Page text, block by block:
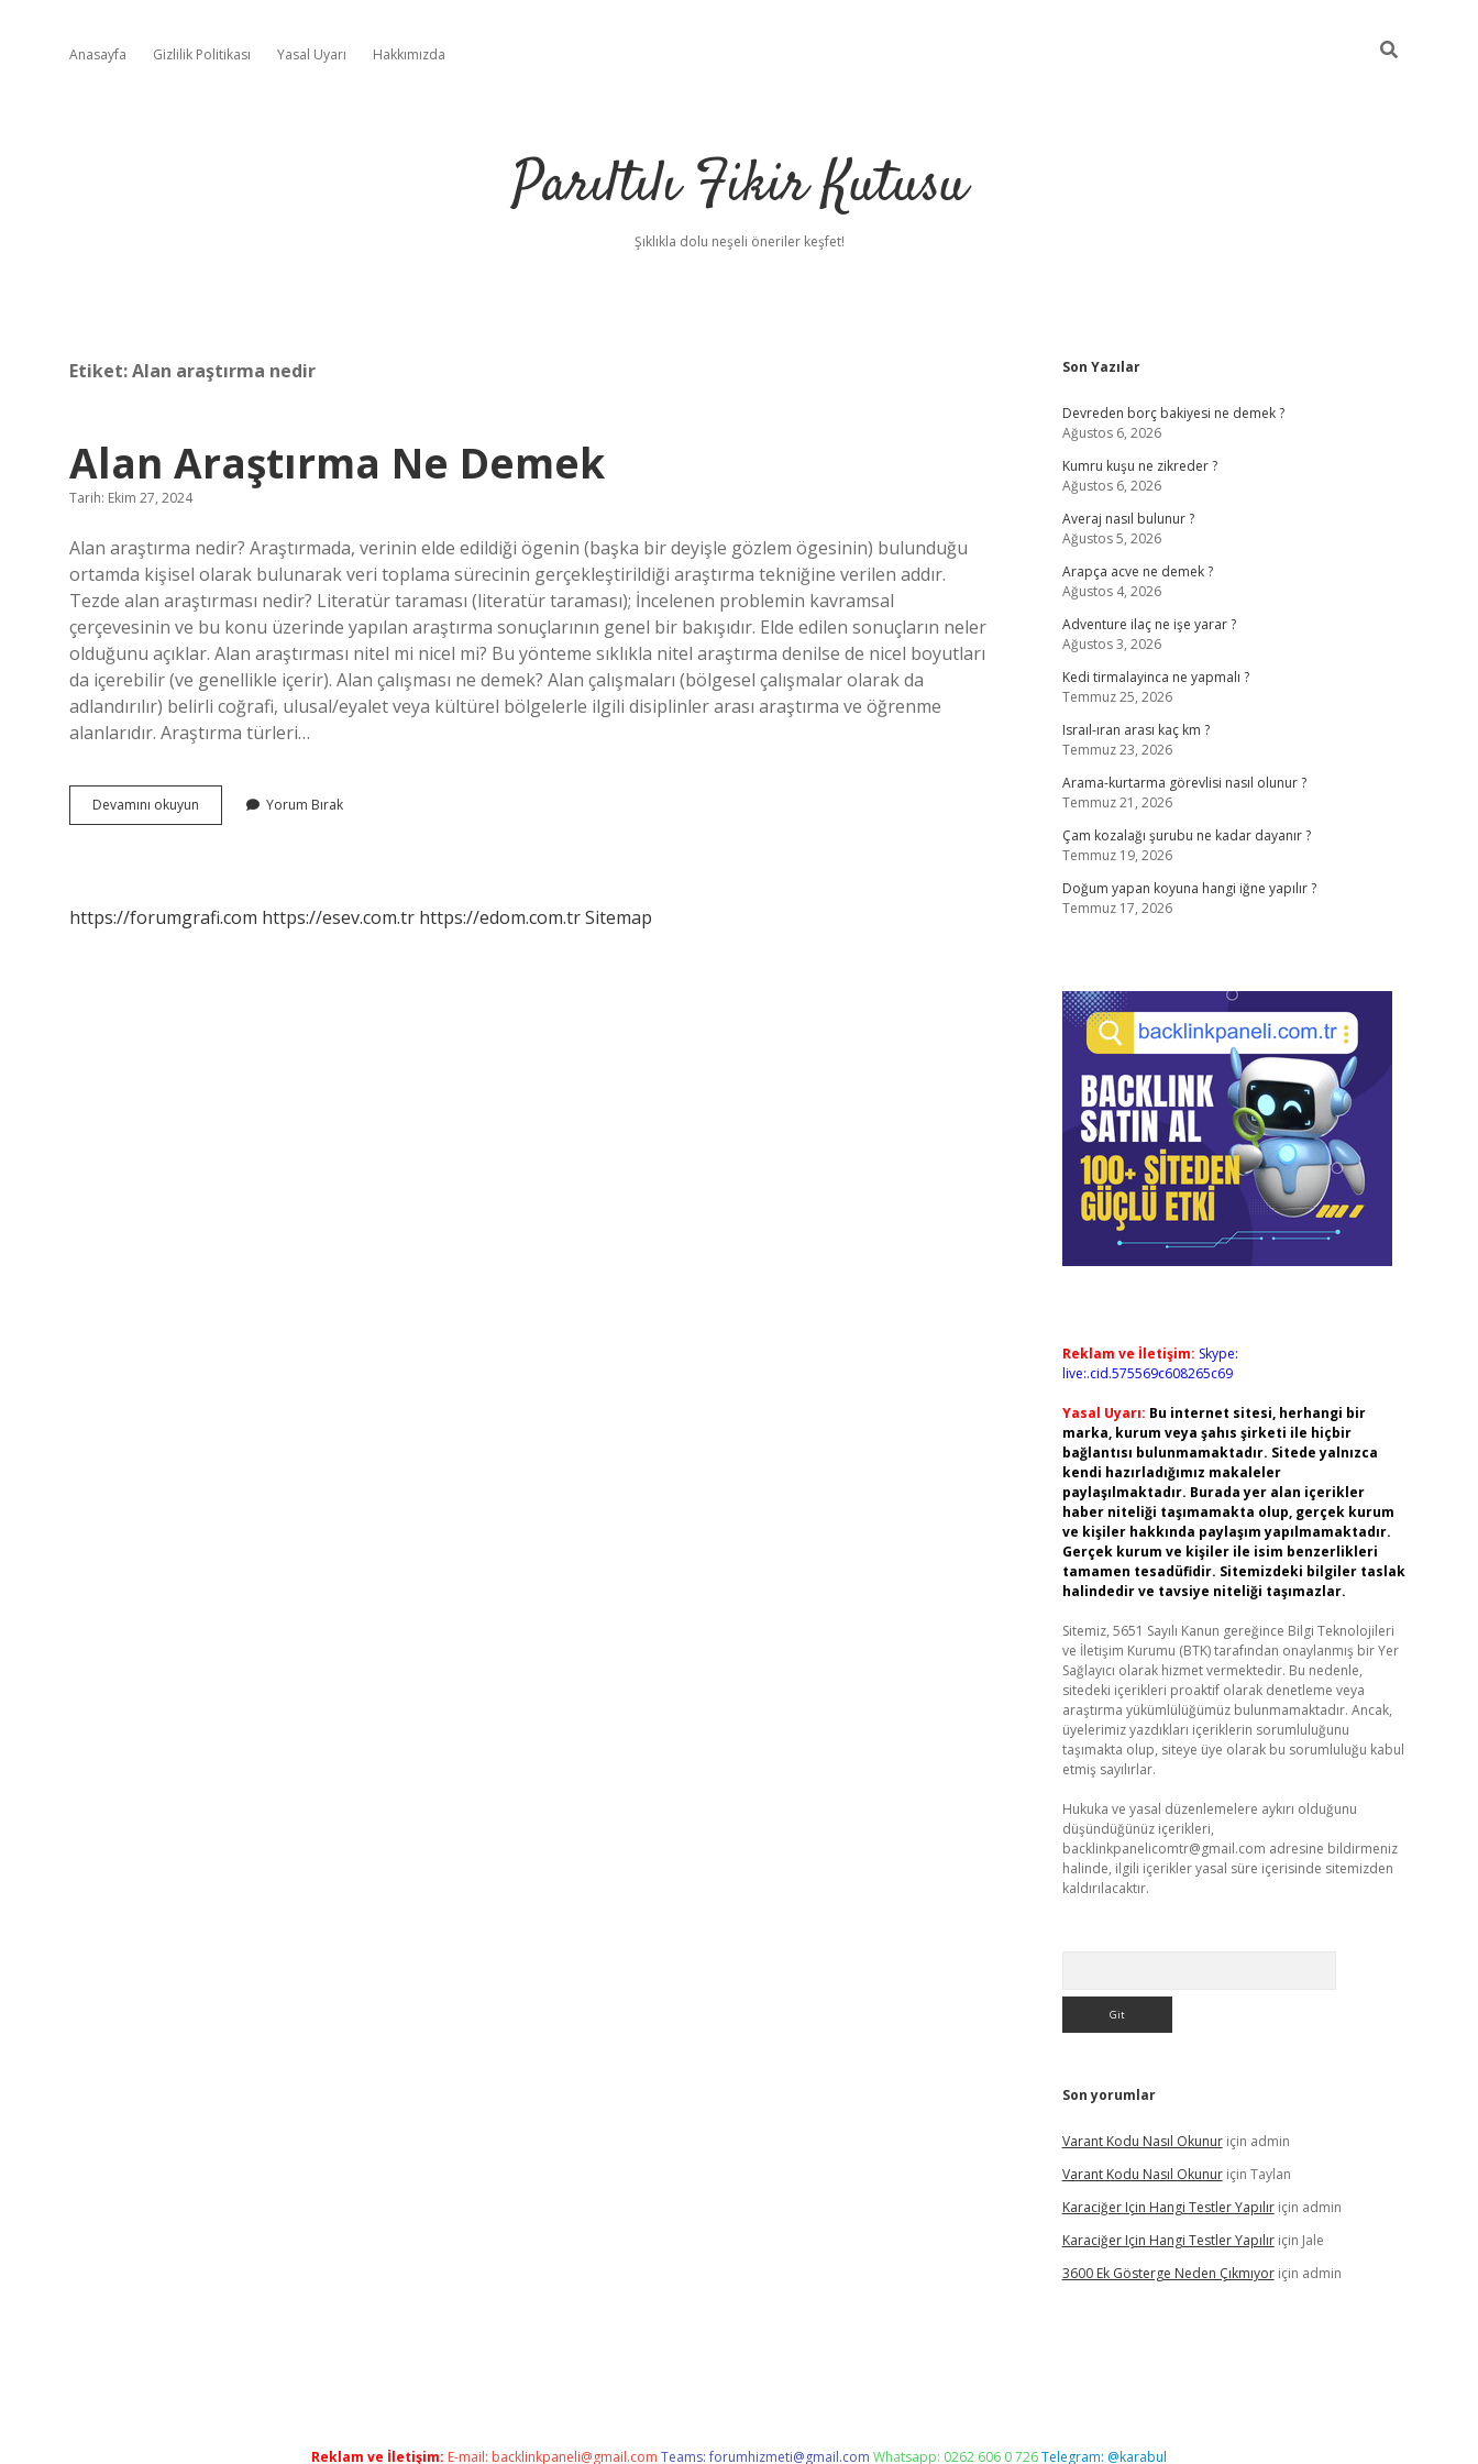
Anasayfa Gizlilik Politikası Yasal Uyarı Hakkımızda
Parıltılı Fikir Kutusu
Şıklıkla dolu neşeli öneriler keşfet!
Etiket:Alan araştırma nedir
Alan Araştırma Ne Demek
Tarih: Ekim 27, 2024
Alan araştırma nedir? Araştırmada, verinin elde edildiği ögenin (başka bir deyişle gözlem ögesinin) bulunduğu
ortamda kişisel olarak bulunarak veri toplama sürecinin gerçekleştirildiği araştırma tekniğine verilen addır.
Tezde alan araştırması nedir? Literatür taraması (literatür taraması); İncelenen problemin kavramsal
çerçevesinin ve bu konu üzerinde yapılan araştırma sonuçlarının genel bir bakışıdır. Elde edilen sonuçların neler
olduğunu açıklar. Alan araştırması nitel mi nicel mi? Bu yönteme sıklıkla nitel araştırma denilse de nicel boyutları
da içerebilir (ve genellikle içerir). Alan çalışması ne demek? Alan çalışmaları (bölgesel çalışmalar olarak da
adlandırılır) belirli coğrafi, ulusal/eyalet veya kültürel bölgelerle ilgili disiplinler arası araştırma ve öğrenme
alanlarıdır. Araştırma türleri…
Devamını okuyun
Araştırma
Yorum Bırak
https://forumgrafi.com https://esev.com.tr https://edom.com.trSitemap
Sidebar
Son Yazılar
Devreden borç bakiyesi ne demek ?
Ağustos 6, 2026
Kumru kuşu ne zikreder ?
Ağustos 6, 2026
Averaj nasıl bulunur ?
Ağustos 5, 2026
Arapça acve ne demek ?
Ağustos 4, 2026
Adventure ilaç ne işe yarar ?
Ağustos 3, 2026
Kedi tirmalayinca ne yapmalı ?
Temmuz 25, 2026
Israıl-ıran arası kaç km ?
Temmuz 23, 2026
Arama-kurtarma görevlisi nasıl olunur ?
Temmuz 21, 2026
Çam kozalağı şurubu ne kadar dayanır ?
Temmuz 19, 2026
Doğum yapan koyuna hangi iğne yapılır ?
Temmuz 17, 2026
Reklam ve İletişim: Skype:
live:.cid.575569c608265c69
Yasal Uyarı: Bu internet sitesi, herhangi bir
marka, kurum veya şahıs şirketi ile hiçbir
bağlantısı bulunmamaktadır. Sitede yalnızca
kendi hazırladığımız makaleler
paylaşılmaktadır. Burada yer alan içerikler
haber niteliği taşımamakta olup, gerçek kurum
ve kişiler hakkında paylaşım yapılmamaktadır.
Gerçek kurum ve kişiler ile isim benzerlikleri
tamamen tesadüfidir. Sitemizdeki bilgiler taslak
halindedir ve tavsiye niteliği taşımazlar.
Sitemiz, 5651 Sayılı Kanun gereğince Bilgi Teknolojileri
ve İletişim Kurumu (BTK) tarafından onaylanmış bir Yer
Sağlayıcı olarak hizmet vermektedir. Bu nedenle,
sitedeki içerikleri proaktif olarak denetleme veya
araştırma yükümlülüğümüz bulunmamaktadır. Ancak,
üyelerimiz yazdıkları içeriklerin sorumluluğunu
taşımakta olup, siteye üye olarak bu sorumluluğu kabul
etmiş sayılırlar.
Hukuka ve yasal düzenlemelere aykırı olduğunu
düşündüğünüz içerikleri,
backlinkpanelicomtr@gmail.com adresine bildirmeniz
halinde, ilgili içerikler yasal süre içerisinde sitemizden
kaldırılacaktır.
Son yorumlar
Varant Kodu Nasıl Okunuriçin admin
Varant Kodu Nasıl Okunuriçin Taylan
Karaciğer Için Hangi Testler Yapılıriçin admin
Karaciğer Için Hangi Testler Yapılıriçin Jale
3600 Ek Gösterge Neden Çıkmıyoriçin admin
Reklam ve İletişim: E-mail: backlinkpaneli@gmail.com Teams:forumhizmeti@gmail.com Whatsapp: 0262 606 0 726Telegram: @karabul